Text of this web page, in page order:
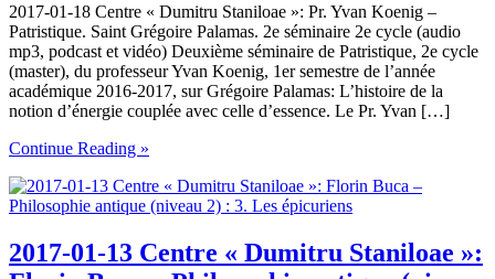
2017-01-18 Centre « Dumitru Staniloae »: Pr. Yvan Koenig –
Patristique. Saint Grégoire Palamas. 2e séminaire 2e cycle (audio
mp3, podcast et vidéo) Deuxième séminaire de Patristique, 2e cycle
(master), du professeur Yvan Koenig, 1er semestre de l’année
académique 2016-2017, sur Grégoire Palamas: L’histoire de la
notion d’énergie couplée avec celle d’essence. Le Pr. Yvan […]
Continue Reading »
2017-01-13 Centre « Dumitru Staniloae »: